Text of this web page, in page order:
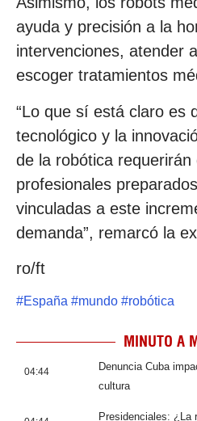
ayuda y precisión a la
intervenciones, atender
escoger tratamientos
“Lo que sí está claro es
tecnológico y la
de la robótica requerirán
profesionales
vinculadas a este
demanda”, remarcó la
ro/ft
#España #mundo #robótica
MINUTO A
04:44
Denuncia Cuba
cultura
Presidenciales: ¿La